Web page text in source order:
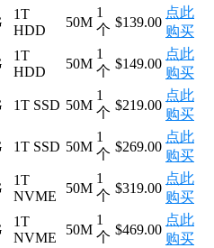
1T
HDD
50M
1
个 $139.00
点此
购买
1T
HDD
50M
1
个 $149.00
点此
购买
1T SSD 50M
1
个 $219.00
点此
购买
1T SSD 50M
1
个 $269.00
点此
购买
1T
NVME
50M
1
个 $319.00
点此
购买
1T
NVME
50M
1
个 $469.00
点此
购买